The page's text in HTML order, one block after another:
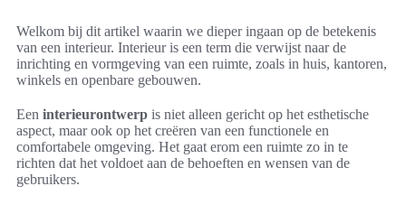
Welkom bij dit artikel waarin we dieper ingaan op de betekenis
van een interieur. Interieur is een term die verwijst naar de
inrichting en vormgeving van een ruimte, zoals in huis, kantoren,
winkels en openbare gebouwen.
Een interieurontwerp is niet alleen gericht op het esthetische
aspect, maar ook op het creëren van een functionele en
comfortabele omgeving. Het gaat erom een ruimte zo in te
richten dat het voldoet aan de behoeften en wensen van de
gebruikers.